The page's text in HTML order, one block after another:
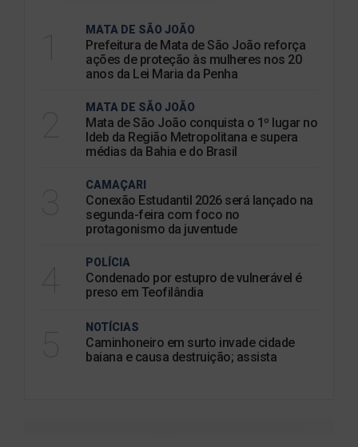
MATA DE SÃO JOÃO
Prefeitura de Mata de São João reforça
ações de proteção às mulheres nos 20
anos da Lei Maria da Penha
MATA DE SÃO JOÃO
Mata de São João conquista o 1º lugar no
Ideb da Região Metropolitana e supera
médias da Bahia e do Brasil
CAMAÇARI
Conexão Estudantil 2026 será lançado na
segunda-feira com foco no
protagonismo da juventude
POLÍCIA
Condenado por estupro de vulnerável é
preso em Teofilândia
NOTÍCIAS
Caminhoneiro em surto invade cidade
baiana e causa destruição; assista